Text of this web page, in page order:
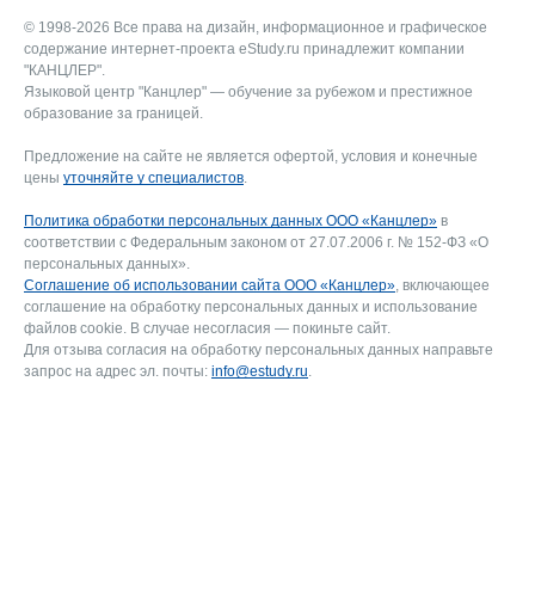
© 1998-2026 Все права на дизайн, информационное и графическое
содержание интернет-проекта eStudy.ru принадлежит компании
"КАНЦЛЕР".
Языковой центр "Канцлер" — обучение за рубежом и престижное
образование за границей.
Предложение на сайте не является офертой, условия и конечные
цены уточняйте у специалистов.
Политика обработки персональных данных ООО «Канцлер» в
соответствии с Федеральным законом от 27.07.2006 г. № 152-ФЗ «О
персональных данных».
Соглашение об использовании сайта ООО «Канцлер», включающее
соглашение на обработку персональных данных и использование
файлов cookie. В случае несогласия — покиньте сайт.
Для отзыва согласия на обработку персональных данных направьте
запрос на адрес эл. почты: info@estudy.ru.